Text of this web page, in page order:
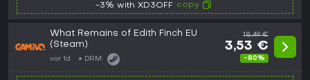
-3% with XD3OFF copy
What Remains of Edith Finch EU
(Steam)
vor 1d DRM:
18,49 €
3,53 €
-80%